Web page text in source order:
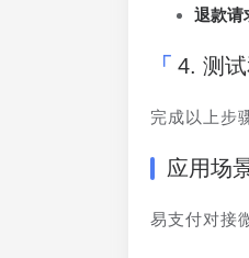
退款请
4. 测
完成以上步
应用场
易支付对接